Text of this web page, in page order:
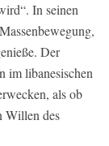
In seinen
Der
im libanesischen
als ob
Willen des